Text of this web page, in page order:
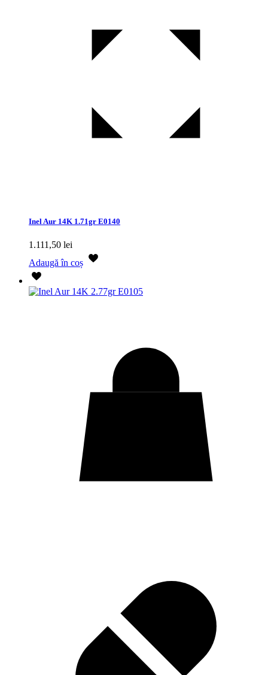
Inel Aur 14K 1.71gr E0140
1.111,50 lei
Adaugă în coș